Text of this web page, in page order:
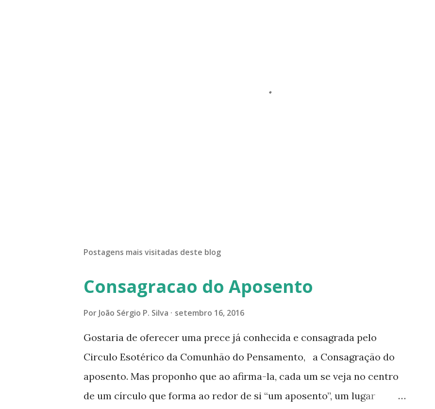
Postagens mais visitadas deste blog
Consagracao do Aposento
Por João Sérgio P. Silva setembro 16, 2016
Gostaria de oferecer uma prece já conhecida e consagrada pelo
Circulo Esotérico da Comunhão do Pensamento, a Consagração do
aposento. Mas proponho que ao afirma-la, cada um se veja no centro
de um círculo que forma ao redor de si “um aposento”, um lugar